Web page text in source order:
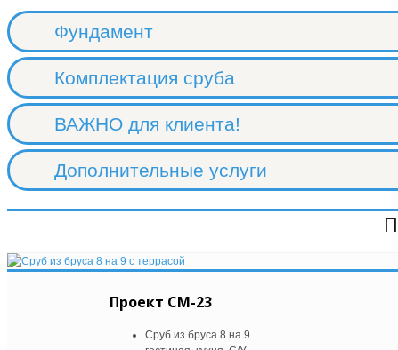
Фундамент
Комплектация сруба
ВАЖНО для клиента!
Дополнительные услуги
Проект СМ-23
Сруб из бруса 8 на 9